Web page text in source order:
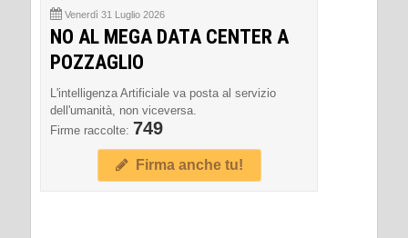
Venerdì 31 Luglio 2026
NO AL MEGA DATA CENTER A
POZZAGLIO
L'intelligenza Artificiale va posta al servizio
dell'umanità, non viceversa.
Firme raccolte: 749
Firma anche tu!